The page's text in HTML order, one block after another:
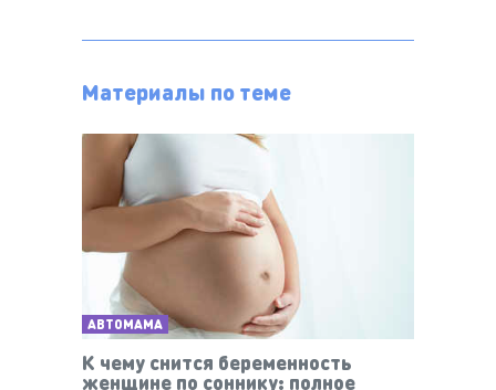
Материалы по теме
АВТОМАМА
К чему снится беременность
женщине по соннику: полное